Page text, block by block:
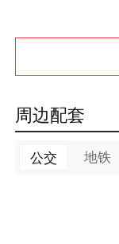
周边配套
公交 地铁